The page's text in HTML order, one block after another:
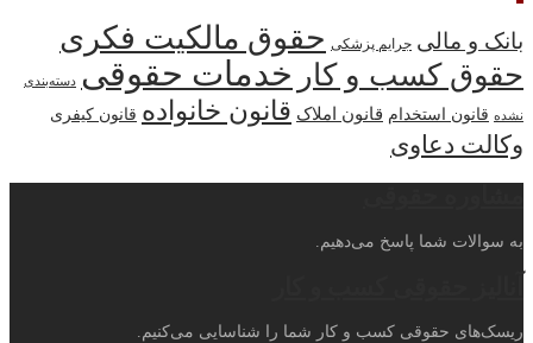
بانک و مالی جرایم پزشکی حقوق مالکیت فکری
حقوق کسب‌ و کار خدمات حقوقی دسته‌بندی
نشده قانون استخدام قانون املاک قانون خانواده قانون کیفری
وکالت دعاوی
به سوالات شما پاسخ می‌دهیم.
ریسک‌های حقوقی کسب و کار شما را شناسایی می‌کنیم.